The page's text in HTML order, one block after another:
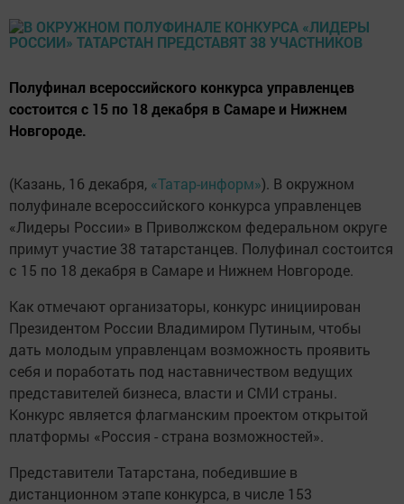
Полуфинал всероссийского конкурса управленцев
состоится с 15 по 18 декабря в Самаре и Нижнем
Новгороде.
(Казань, 16 декабря, «Татар-информ»). В окружном
полуфинале всероссийского конкурса управленцев
«Лидеры России» в Приволжском федеральном округе
примут участие 38 татарстанцев. Полуфинал состоится
с 15 по 18 декабря в Самаре и Нижнем Новгороде.
Как отмечают организаторы, конкурс инициирован
Президентом России Владимиром Путиным, чтобы
дать молодым управленцам возможность проявить
себя и поработать под наставничеством ведущих
представителей бизнеса, власти и СМИ страны.
Конкурс является флагманским проектом открытой
платформы «Россия - страна возможностей».
Представители Татарстана, победившие в
дистанционном этапе конкурса, в числе 153